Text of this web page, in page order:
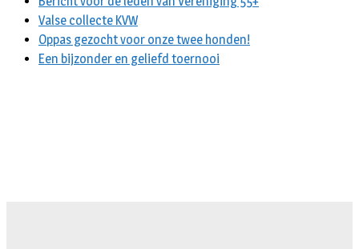
Valse collecte KVW
Oppas gezocht voor onze twee honden!
Een bijzonder en geliefd toernooi